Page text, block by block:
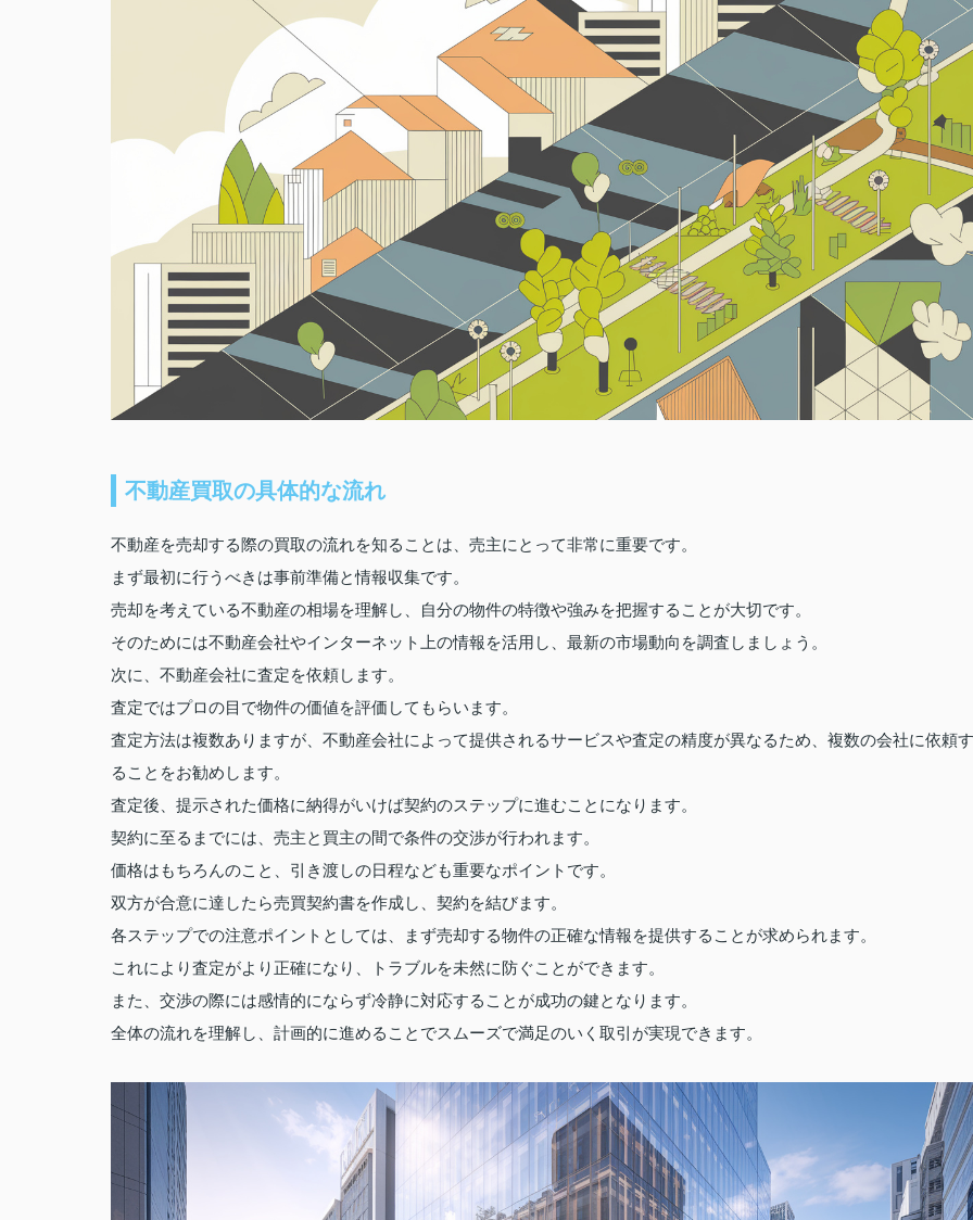
不動産買取の具体的な流れ
不動産を売却する際の買取の流れを知ることは、売主にとって非常に重要です。
まず最初に行うべきは事前準備と情報収集です。
売却を考えている不動産の相場を理解し、自分の物件の特徴や強みを把握することが大切です。
そのためには不動産会社やインターネット上の情報を活用し、最新の市場動向を調査しましょう。
次に、不動産会社に査定を依頼します。
査定ではプロの目で物件の価値を評価してもらいます。
査定方法は複数ありますが、不動産会社によって提供されるサービスや査定の精度が異なるため、複数の会社に依頼す
ることをお勧めします。
査定後、提示された価格に納得がいけば契約のステップに進むことになります。
契約に至るまでには、売主と買主の間で条件の交渉が行われます。
価格はもちろんのこと、引き渡しの日程なども重要なポイントです。
双方が合意に達したら売買契約書を作成し、契約を結びます。
各ステップでの注意ポイントとしては、まず売却する物件の正確な情報を提供することが求められます。
これにより査定がより正確になり、トラブルを未然に防ぐことができます。
また、交渉の際には感情的にならず冷静に対応することが成功の鍵となります。
全体の流れを理解し、計画的に進めることでスムーズで満足のいく取引が実現できます。